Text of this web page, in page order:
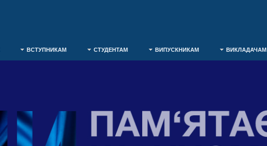
ВСТУПНИКАМ СТУДЕНТАМ ВИПУСКНИКАМ ВИКЛАДАЧАМ